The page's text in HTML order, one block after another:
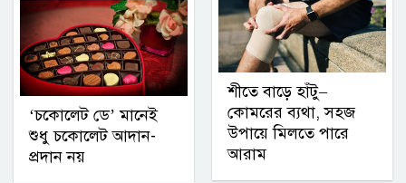
‘চকোলেট ডে’ মানেই
শুধু চকোলেট আদান-
প্রদান নয়
শীতে বাড়ে হাঁটু–
কোমরের ব্যথা, সহজ
উপায়ে মিলতে পারে
আরাম